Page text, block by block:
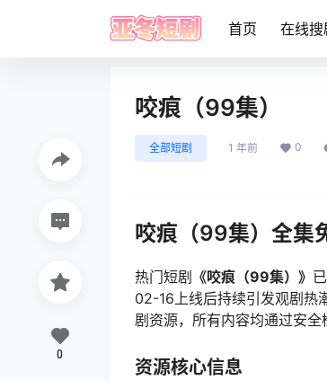
首页 在线搜
咬痕（99集）
全部短剧 1 年前 0
咬痕（99集）全集
热门短剧 《咬痕（99集）》
02-16上线后持续引发观剧热
剧资源，所有内容均通过安全
资源核心信息
0